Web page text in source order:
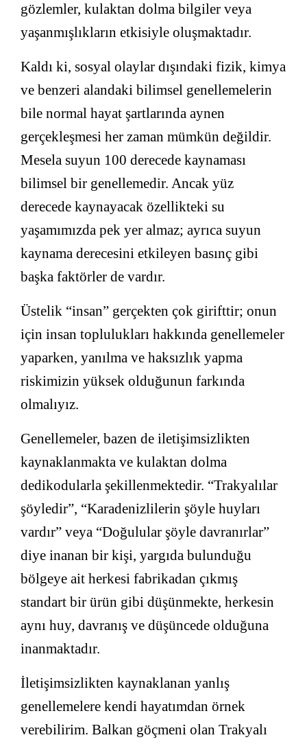
gözlemler, kulaktan dolma bilgiler veya
yaşanmışlıkların etkisiyle oluşmaktadır.
Kaldı ki, sosyal olaylar dışındaki fizik, kimya
ve benzeri alandaki bilimsel genellemelerin
bile normal hayat şartlarında aynen
gerçekleşmesi her zaman mümkün değildir.
Mesela suyun 100 derecede kaynaması
bilimsel bir genellemedir. Ancak yüz
derecede kaynayacak özellikteki su
yaşamımızda pek yer almaz; ayrıca suyun
kaynama derecesini etkileyen basınç gibi
başka faktörler de vardır.
Üstelik “insan” gerçekten çok girifttir; onun
için insan toplulukları hakkında genellemeler
yaparken, yanılma ve haksızlık yapma
riskimizin yüksek olduğunun farkında
olmalıyız.
Genellemeler, bazen de iletişimsizlikten
kaynaklanmakta ve kulaktan dolma
dedikodularla şekillenmektedir. “Trakyalılar
şöyledir”, “Karadenizlilerin şöyle huyları
vardır” veya “Doğulular şöyle davranırlar”
diye inanan bir kişi, yargıda bulunduğu
bölgeye ait herkesi fabrikadan çıkmış
standart bir ürün gibi düşünmekte, herkesin
aynı huy, davranış ve düşüncede olduğuna
inanmaktadır.
İletişimsizlikten kaynaklanan yanlış
genellemelere kendi hayatımdan örnek
verebilirim. Balkan göçmeni olan Trakyalı